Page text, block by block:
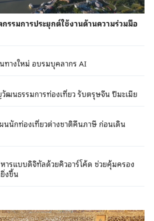
กรรมการประยุกต์ใช้งานด้านความร่วมมือ
ทางใหม่ อบรมบุคลากร AI
ฒนธรรมการท่องเที่ยว รับตรุษจีน ปีมะเมีย
ผนนักท่องเที่ยวต่างชาติคืนภาษี ก่อนเดิน
หารแบบดิจิทัลด้วยคิวอาร์โค้ด ช่วยคุ้มครอง
งขึ้น